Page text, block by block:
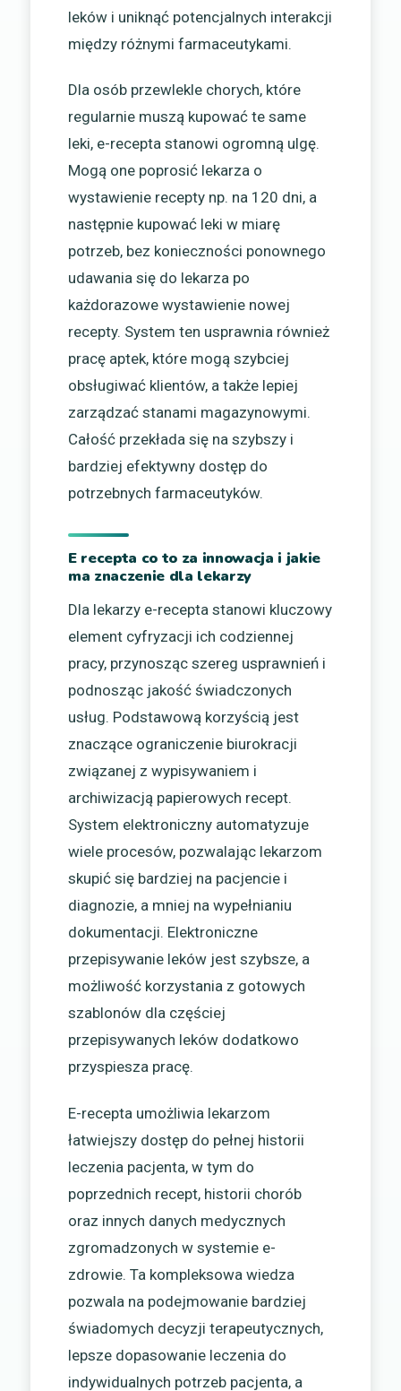
leków i uniknąć potencjalnych interakcji
między różnymi farmaceutykami.
Dla osób przewlekle chorych, które
regularnie muszą kupować te same
leki, e-recepta stanowi ogromną ulgę.
Mogą one poprosić lekarza o
wystawienie recepty np. na 120 dni, a
następnie kupować leki w miarę
potrzeb, bez konieczności ponownego
udawania się do lekarza po
każdorazowe wystawienie nowej
recepty. System ten usprawnia również
pracę aptek, które mogą szybciej
obsługiwać klientów, a także lepiej
zarządzać stanami magazynowymi.
Całość przekłada się na szybszy i
bardziej efektywny dostęp do
potrzebnych farmaceutyków.
E recepta co to za innowacja i jakie
ma znaczenie dla lekarzy
Dla lekarzy e-recepta stanowi kluczowy
element cyfryzacji ich codziennej
pracy, przynosząc szereg usprawnień i
podnosząc jakość świadczonych
usług. Podstawową korzyścią jest
znaczące ograniczenie biurokracji
związanej z wypisywaniem i
archiwizacją papierowych recept.
System elektroniczny automatyzuje
wiele procesów, pozwalając lekarzom
skupić się bardziej na pacjencie i
diagnozie, a mniej na wypełnianiu
dokumentacji. Elektroniczne
przepisywanie leków jest szybsze, a
możliwość korzystania z gotowych
szablonów dla częściej
przepisywanych leków dodatkowo
przyspiesza pracę.
E-recepta umożliwia lekarzom
łatwiejszy dostęp do pełnej historii
leczenia pacjenta, w tym do
poprzednich recept, historii chorób
oraz innych danych medycznych
zgromadzonych w systemie e-
zdrowie. Ta kompleksowa wiedza
pozwala na podejmowanie bardziej
świadomych decyzji terapeutycznych,
lepsze dopasowanie leczenia do
indywidualnych potrzeb pacjenta, a